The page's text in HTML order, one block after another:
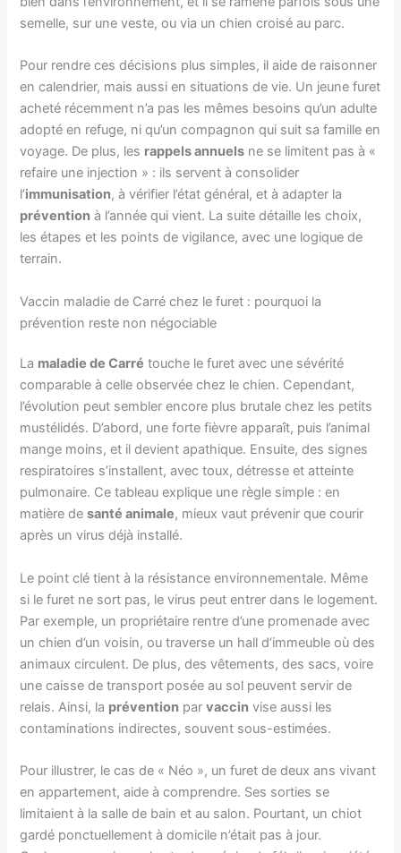
semelle, sur une veste, ou via un chien croisé au parc.
Pour rendre ces décisions plus simples, il aide de raisonner
en calendrier, mais aussi en situations de vie. Un jeune furet
acheté récemment n’a pas les mêmes besoins qu’un adulte
adopté en refuge, ni qu’un compagnon qui suit sa famille en
voyage. De plus, les rappels annuels ne se limitent pas à «
refaire une injection » : ils servent à consolider
l’immunisation, à vérifier l’état général, et à adapter la
prévention à l’année qui vient. La suite détaille les choix,
les étapes et les points de vigilance, avec une logique de
terrain.
Vaccin maladie de Carré chez le furet : pourquoi la
prévention reste non négociable
La maladie de Carré touche le furet avec une sévérité
comparable à celle observée chez le chien. Cependant,
l’évolution peut sembler encore plus brutale chez les petits
mustélidés. D’abord, une forte fièvre apparaît, puis l’animal
mange moins, et il devient apathique. Ensuite, des signes
respiratoires s’installent, avec toux, détresse et atteinte
pulmonaire. Ce tableau explique une règle simple : en
matière desanté animale, mieux vaut prévenir que courir
après un virus déjà installé.
Le point clé tient à la résistance environnementale. Même
si le furet ne sort pas, le virus peut entrer dans le logement.
Par exemple, un propriétaire rentre d’une promenade avec
un chien d’un voisin, ou traverse un hall d’immeuble où des
animaux circulent. De plus, des vêtements, des sacs, voire
une caisse de transport posée au sol peuvent servir de
relais. Ainsi, la prévention parvaccin vise aussi les
contaminations indirectes, souvent sous-estimées.
Pour illustrer, le cas de « Néo », un furet de deux ans vivant
en appartement, aide à comprendre. Ses sorties se
limitaient à la salle de bain et au salon. Pourtant, un chiot
gardé ponctuellement à domicile n’était pas à jour.